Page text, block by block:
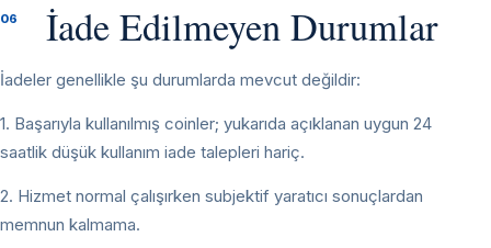
06 İade Edilmeyen Durumlar
İadeler genellikle şu durumlarda mevcut değildir:
1. Başarıyla kullanılmış coinler; yukarıda açıklanan uygun 24
saatlik düşük kullanım iade talepleri hariç.
2. Hizmet normal çalışırken subjektif yaratıcı sonuçlardan
memnun kalmama.